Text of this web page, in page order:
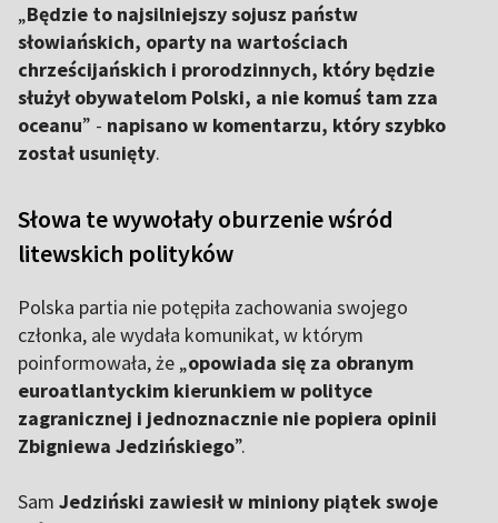
„Będzie to najsilniejszy sojusz państw
słowiańskich, oparty na wartościach
chrześcijańskich i prorodzinnych, który będzie
służył obywatelom Polski, a nie komuś tam zza
oceanu” - napisano w komentarzu, który szybko
został usunięty.
Słowa te wywołały oburzenie wśród
litewskich polityków
Polska partia nie potępiła zachowania swojego
członka, ale wydała komunikat, w którym
poinformowała, że „opowiada się za obranym
euroatlantyckim kierunkiem w polityce
zagranicznej i jednoznacznie nie popiera opinii
Zbigniewa Jedzińskiego”.
Sam Jedziński zawiesił w miniony piątek swoje